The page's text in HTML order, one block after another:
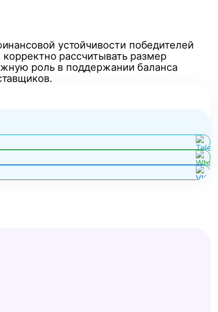
устойчивости победителей
рассчитывать размер
роль в поддержании баланса